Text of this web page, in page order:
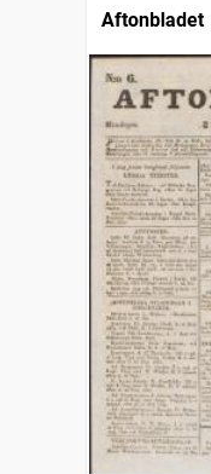
Aftonbladet